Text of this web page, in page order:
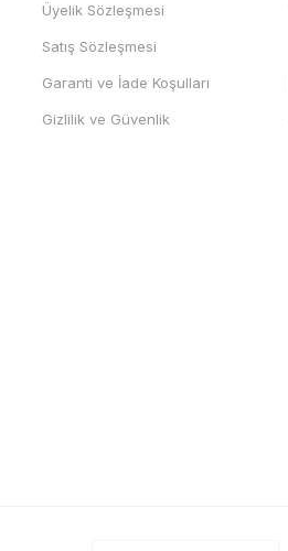
Üyelik Sözleşmesi
Satış Sözleşmesi
Garanti ve İade Koşulları
Gizlilik ve Güvenlik